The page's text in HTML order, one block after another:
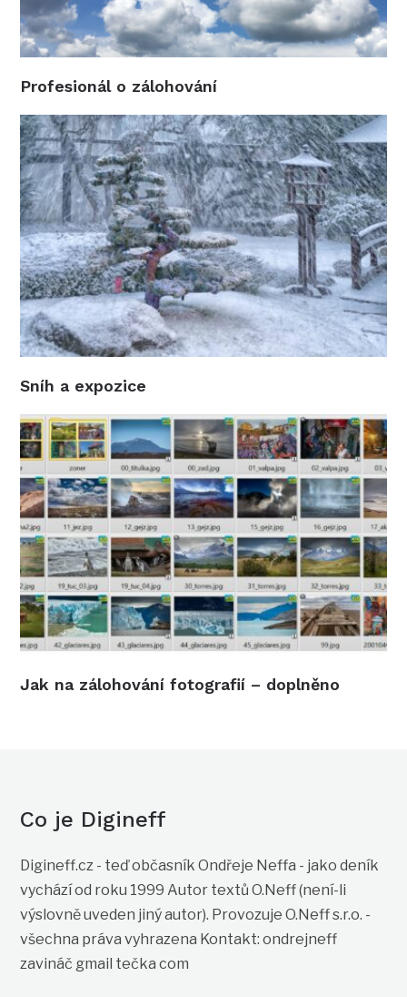
Profesionál o zálohování
Sníh a expozice
Jak na zálohování fotografií – doplněno
Co je Digineff
Digineff.cz - teď občasník Ondřeje Neffa - jako deník
vychází od roku 1999 Autor textů O.Neff (není-li
výslovně uveden jiný autor). Provozuje O.Neff s.r.o. -
všechna práva vyhrazena Kontakt: ondrejneff
zavináč gmail tečka com